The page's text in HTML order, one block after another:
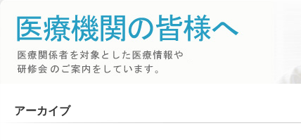
アーカイブ